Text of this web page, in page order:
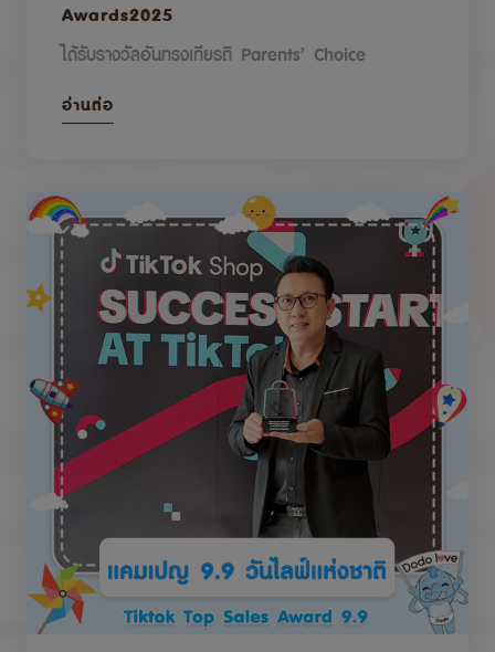
Awards2025
ได้รับรางวัลอันทรงเกียรติ Parents’ Choice
อ่านต่อ